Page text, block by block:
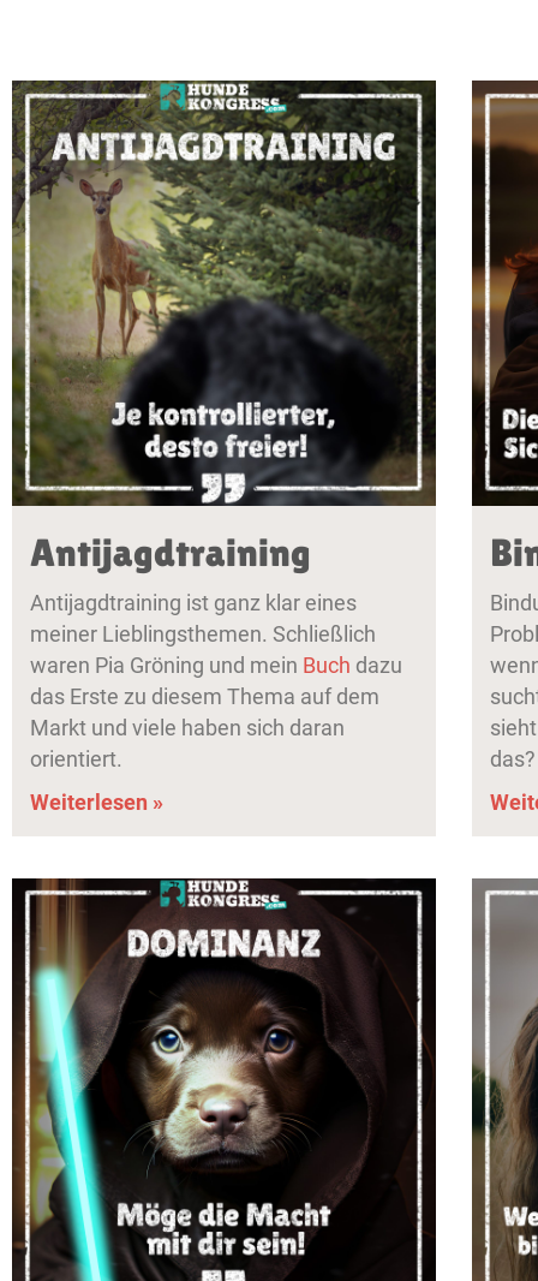
Antijagdtraining
Antijagdtraining ist ganz klar eines
meiner Lieblingsthemen. Schließlich
waren Pia Gröning und mein Buch dazu
das Erste zu diesem Thema auf dem
Markt und viele haben sich daran
orientiert.
Weiterlesen »
das?